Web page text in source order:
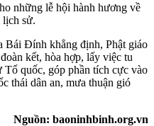
những lễ hội hành hương về
lịch sử.
Bái Đính khẳng định, Phật giáo
kết, hòa hợp, lấy việc tu
Tổ quốc, góp phần tích cực vào
thái dân an, mưa thuận gió
Nguồn: baoninhbinh.org.vn